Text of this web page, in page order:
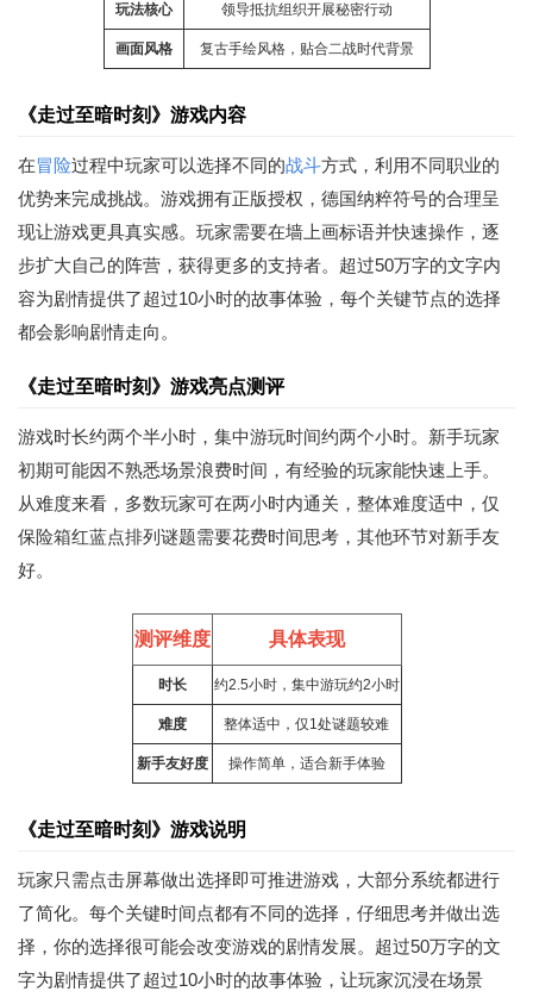
玩法核心 领导抵抗组织开展秘密行动
画面风格 复古手绘风格，贴合二战时代背景
《走过至暗时刻》游戏内容
在冒险过程中玩家可以选择不同的战斗方式，利用不同职业的
优势来完成挑战。游戏拥有正版授权，德国纳粹符号的合理呈
现让游戏更具真实感。玩家需要在墙上画标语并快速操作，逐
步扩大自己的阵营，获得更多的支持者。超过50万字的文字内
容为剧情提供了超过10小时的故事体验，每个关键节点的选择
都会影响剧情走向。
《走过至暗时刻》游戏亮点测评
游戏时长约两个半小时，集中游玩时间约两个小时。新手玩家
初期可能因不熟悉场景浪费时间，有经验的玩家能快速上手。
从难度来看，多数玩家可在两小时内通关，整体难度适中，仅
保险箱红蓝点排列谜题需要花费时间思考，其他环节对新手友
好。
测评维度 具体表现
时长 约2.5小时，集中游玩约2小时
难度 整体适中，仅1处谜题较难
新手友好度 操作简单，适合新手体验
《走过至暗时刻》游戏说明
玩家只需点击屏幕做出选择即可推进游戏，大部分系统都进行
了简化。每个关键时间点都有不同的选择，仔细思考并做出选
择，你的选择很可能会改变游戏的剧情发展。超过50万字的文
字为剧情提供了超过10小时的故事体验，让玩家沉浸在场景